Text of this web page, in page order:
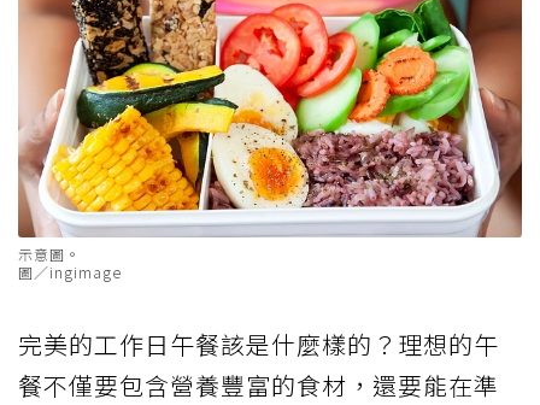
示意圖。
圖／ingimage
完美的工作日午餐該是什麼樣的？理想的午
餐不僅要包含營養豐富的食材，還要能在準